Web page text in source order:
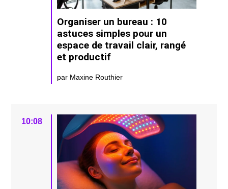
Organiser un bureau : 10
astuces simples pour un
espace de travail clair, rangé
et productif
par Maxine Routhier
10:08